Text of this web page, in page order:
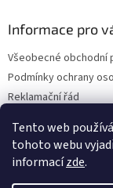
Tento web
tohoto webu
informacízde.
Informace pro
Všeobecné obchodní
Podmínky ochrany
Reklamační řád
Napište nám